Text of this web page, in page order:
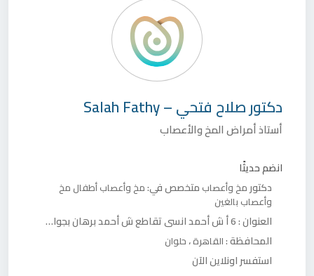
دكتورصلاح فتحي – Salah Fathy
أستاذ أمراض المخ والأعصاب
انضم حديثًا
دكتور مخ وأعصاب متخصص في:مخ وأعصاب أطفال مخ
وأعصاب بالغين
العنوان :6 أ ش أحمد انسى تقاطع ش أحمد برهان بجوار شركة جنوب القاهر لتوزيع الكهرباء
المحافظة :القاهرة،حلوان
استفسر اونلاين الآن